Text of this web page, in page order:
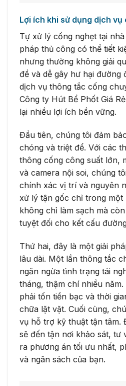
Lợi ích khi sử dụng dịch vụ
Tự xử lý cống nghẹt tại
pháp thủ công có thể tiết
nhưng thường không giải
đề và dễ gây hư hại đường
dịch vụ thông tắc cống
Công ty Hút Bể Phốt Giá
lại nhiều lợi ích bền vững.
Đầu tiên, chúng tôi đảm
chóng và triệt để. Với các
thông cống công suất lớn,
và camera nội soi, chúng
chính xác vị trí và nguyên
xử lý tận gốc chỉ trong một
không chỉ làm sạch mà
tuyệt đối cho kết cấu
Thứ hai, đây là một giải
lâu dài. Một lần thông tắc
ngăn ngừa tình trạng tái
tháng, thậm chí nhiều
phải tốn tiền bạc và thời
chữa lặt vặt. Cuối cùng,
vụ hỗ trợ kỹ thuật tận tâm.
sẽ đến tận nơi khảo sát, tư
ra phương án tối ưu nhất,
và ngân sách của bạn.